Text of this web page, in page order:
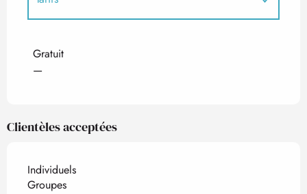
Gratuit
—
Clientèles acceptées
Individuels
Groupes